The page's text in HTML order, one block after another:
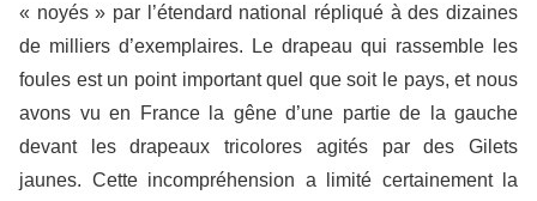
« noyés » par l’étendard national répliqué à des dizaines
de milliers d’exemplaires. Le drapeau qui rassemble les
foules est un point important quel que soit le pays, et nous
avons vu en France la gêne d’une partie de la gauche
devant les drapeaux tricolores agités par des Gilets
jaunes. Cette incompréhension a limité certainement la